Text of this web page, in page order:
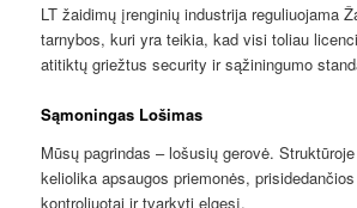
LT žaidimų įrenginių industrija reguliuojama
tarnybos, kuri yra teikia, kad visi toliau
atitiktų griežtus security ir sąžiningumo
Sąmoningas Lošimas
Mūsų pagrindas – lošusių gerovė.
keliolika apsaugos priemonės,
kontroliuotai ir tvarkyti elgesį.